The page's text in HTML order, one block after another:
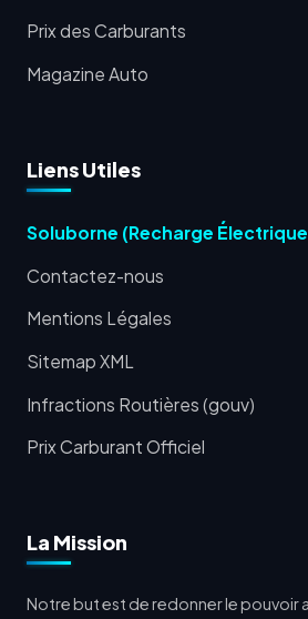
Prix des Carburants
Magazine Auto
Liens Utiles
Soluborne (Recharge
Contactez-nous
Mentions Légales
Sitemap XML
Infractions Routières (gouv)
Prix Carburant Officiel
La Mission
Notre but est de redonner le pouvoir